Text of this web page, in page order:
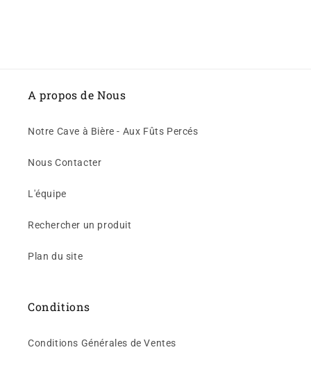
A propos de Nous
Notre Cave à Bière - Aux Fûts Percés
Nous Contacter
L'équipe
Rechercher un produit
Plan du site
Conditions
Conditions Générales de Ventes